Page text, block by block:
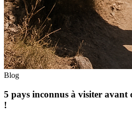
Blog
5 pays inconnus à visiter
!